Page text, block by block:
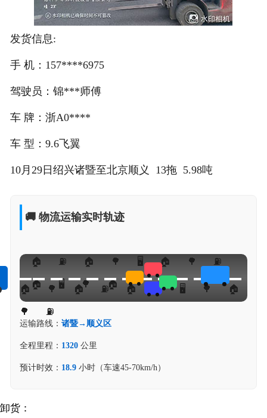
在线许愿
发货信息:
手 机：157****6975
驾驶员：锦***师傅
车 牌：浙A0****
车 型：9.6飞翼
10月29日绍兴诸暨至北京顺义 13拖 5.98吨
🚚 物流运输实时轨迹
运输路线： 诸暨→顺义区
全程里程： 1320公里
预计时效： 18.9小时（车速45-70km/h）
卸货：